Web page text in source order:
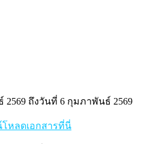
ถึงวันที่ 6 กุมภาพันธ์ 2569
โหลดเอกสารที่นี่